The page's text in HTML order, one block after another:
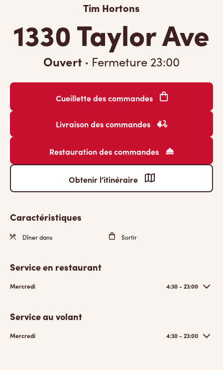
Tim Hortons
1330 Taylor Ave
Ouvert · Fermeture 23:00
Cueillette des commandes
Livraison des commandes
Restauration des commandes
Obtenir l’itinéraire
Caractéristiques
Dîner dans Sortir
Service en restaurant
Mercredi 4:30 - 23:00
Service au volant
Mercredi 4:30 - 23:00